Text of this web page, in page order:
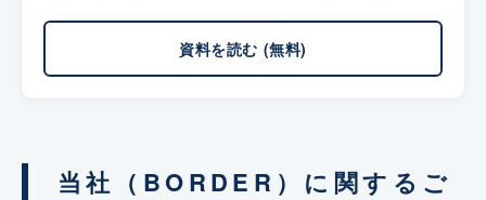
資料を読む (無料)
当社（BORDER）に関するご